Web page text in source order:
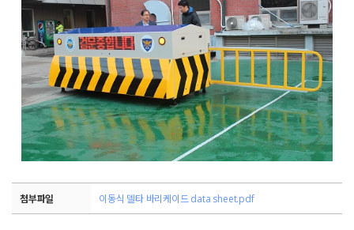
첨부파일 이동식 델타 바리케이드 data sheet.pdf